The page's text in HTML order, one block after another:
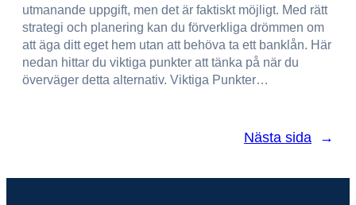
utmanande uppgift, men det är faktiskt möjligt. Med rätt
strategi och planering kan du förverkliga drömmen om
att äga ditt eget hem utan att behöva ta ett banklån. Här
nedan hittar du viktiga punkter att tänka på när du
överväger detta alternativ. Viktiga Punkter…
Nästa sida →